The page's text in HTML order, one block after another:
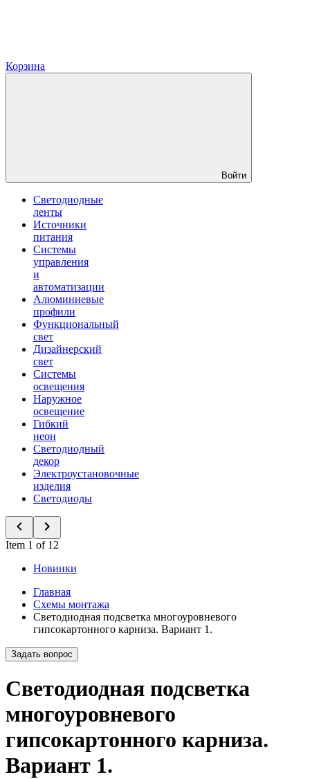
Корзина
Войти
Светодиодные
ленты
Источники
питания
Системы
управления
и
автоматизации
Алюминиевые
профили
Функциональный
свет
Дизайнерский
свет
Системы
освещения
Наружное
освещение
Гибкий
неон
Светодиодный
декор
Электроустановочные
изделия
Светодиоды
Item 1 of 12
Новинки
Главная
Схемы монтажа
Светодиодная подсветка многоуровневого
гипсокартонного карниза. Вариант 1.
Задать вопрос
Светодиодная подсветка
многоуровневого
гипсокартонного карниза.
Вариант 1.